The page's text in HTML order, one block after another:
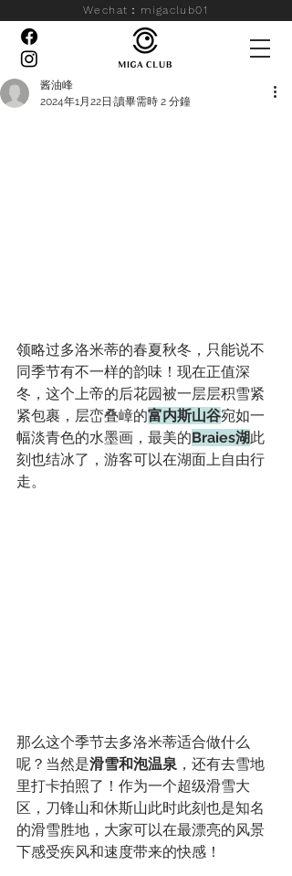
Wechat：migaclub01
酱油峰
2024年1月22日 讀畢需時 2 分鐘
领略过多洛米蒂的春夏秋冬，只能说不
同季节有不一样的韵味！现在正值深
冬，这个上帝的后花园被一层层积雪紧
紧包裹，层峦叠嶂的富内斯山谷宛如一
幅淡青色的水墨画，最美的Braies湖此
刻也结冰了，游客可以在湖面上自由行
走。
那么这个季节去多洛米蒂适合做什么
呢？当然是滑雪和泡温泉 ，还有去雪地
里打卡拍照了！作为一个超级滑雪大
区，刀锋山和休斯山此时此刻也是知名
的滑雪胜地，大家可以在最漂亮的风景
下感受疾风和速度带来的快感！